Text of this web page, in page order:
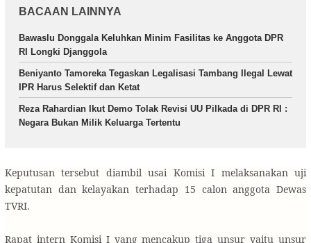
BACAAN LAINNYA
Bawaslu Donggala Keluhkan Minim Fasilitas ke Anggota DPR
RI Longki Djanggola
Beniyanto Tamoreka Tegaskan Legalisasi Tambang Ilegal Lewat
IPR Harus Selektif dan Ketat
Reza Rahardian Ikut Demo Tolak Revisi UU Pilkada di DPR RI :
Negara Bukan Milik Keluarga Tertentu
Keputusan tersebut diambil usai Komisi I melaksanakan uji
kepatutan dan kelayakan terhadap 15 calon anggota Dewas
TVRI.
Rapat intern Komisi I yang mencakup tiga unsur yaitu unsur